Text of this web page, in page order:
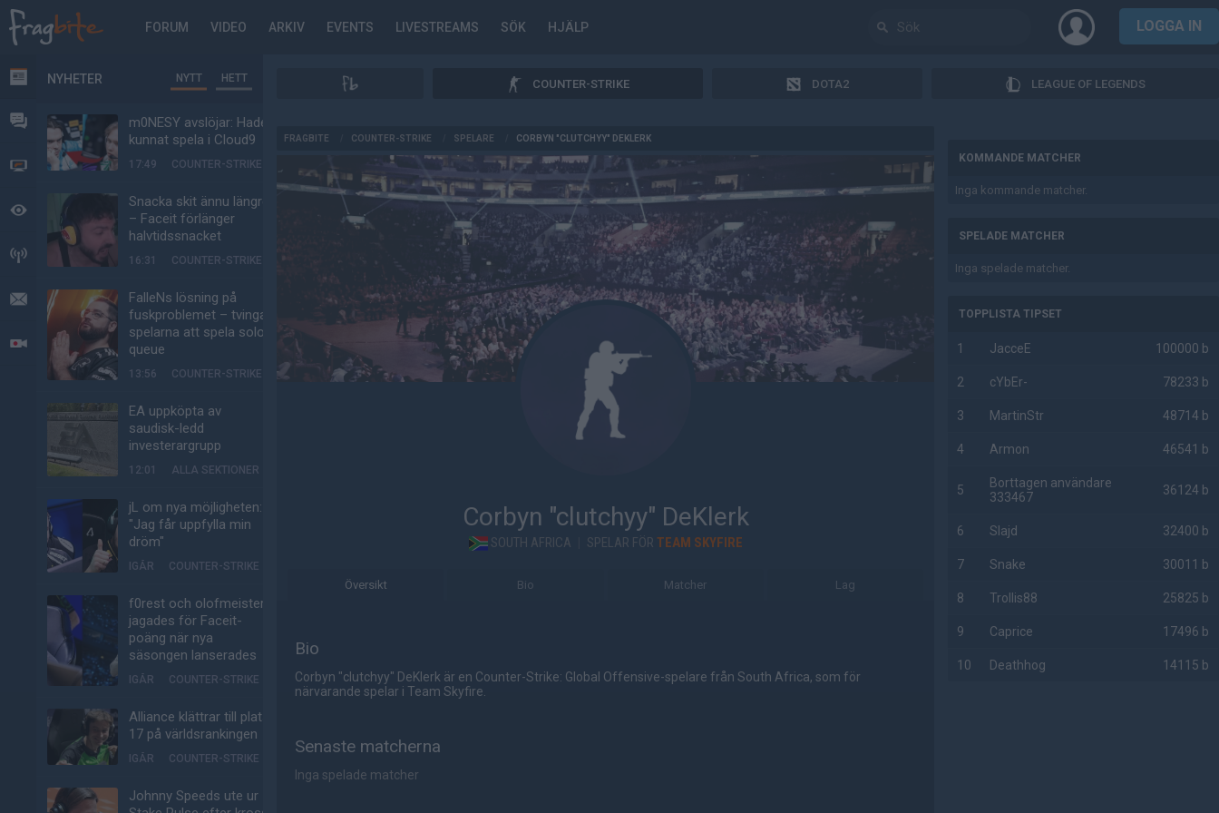
FORUM VIDEO ARKIV EVENTS LIVESTREAMS SÖK HJÄLP LOGGA IN
NYHETER
FORUM
VIDEO
BEVAKAT
HÄNDELSER
MEDDELANDEN
LIVESÄNDNINGAR
NYHETER NYTT HETT
m0NESY avslöjar: Hade
kunnat spela i Cloud9
17:49 COUNTER-STRIKE
Snacka skit ännu längre
– Faceit förlänger
halvtidssnacket
16:31 COUNTER-STRIKE
FalleNs lösning på
fuskproblemet – tvinga
spelarna att spela solo-
queue
13:56 COUNTER-STRIKE
EA uppköpta av
saudisk-ledd
investerargrupp
12:01 ALLA SEKTIONER
jL om nya möjligheten:
"Jag får uppfylla min
dröm"
IGÅR COUNTER-STRIKE
f0rest och olofmeister
jagades för Faceit-
poäng när nya
säsongen lanserades
IGÅR COUNTER-STRIKE
Alliance klättrar till plats
17 på världsrankingen
IGÅR COUNTER-STRIKE
Johnny Speeds ute ur
COUNTER-STRIKE DOTA2 LEAGUE OF LEGENDS
FRAGBITE COUNTER-STRIKE SPELARE CORBYN "CLUTCHYY" DEKLERK
Corbyn "clutchyy" DeKlerk
SOUTH AFRICA SPELAR FÖR TEAM SKYFIRE
Översikt Bio Matcher Lag
Bio
Corbyn "clutchyy" DeKlerk är en Counter-Strike: Global Offensive-spelare från South Africa, som för
närvarande spelar i Team Skyfire.
Senaste matcherna
Inga spelade matcher
KOMMANDE MATCHER
Inga kommande matcher.
SPELADE MATCHER
Inga spelade matcher.
TOPPLISTA TIPSET
1 JacceE 100000 b
2 cYbEr- 78233 b
3 MartinStr 48714 b
4 Armon 46541 b
5
Borttagen användare
333467
36124 b
6 Slajd 32400 b
7 Snake 30011 b
8 Trollis88 25825 b
9 Caprice 17496 b
10 Deathhog 14115 b